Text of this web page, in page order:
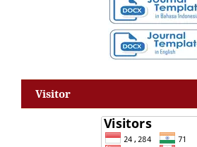
Visitor